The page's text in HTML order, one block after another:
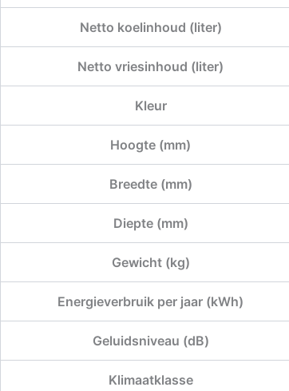
Netto koelinhoud (liter)
Netto vriesinhoud (liter)
Kleur
Hoogte (mm)
Breedte (mm)
Diepte (mm)
Gewicht (kg)
Energieverbruik per jaar (kWh)
Geluidsniveau (dB)
Klimaatklasse